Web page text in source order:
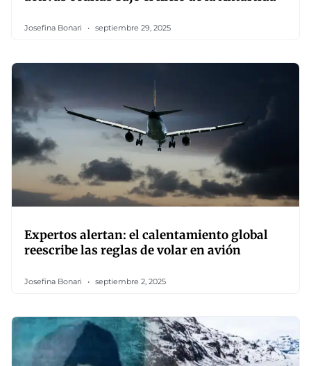
Josefina Bonari septiembre 29, 2025
Expertos alertan: el calentamiento global
reescribe las reglas de volar en avión
Josefina Bonari septiembre 2, 2025